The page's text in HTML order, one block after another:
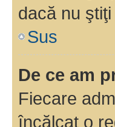
dacă nu
Sus
De ce am
Fiecare
încălcat o